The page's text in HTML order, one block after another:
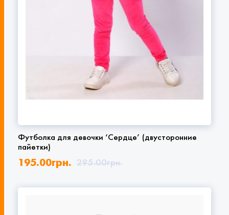
Футболка для девочки ‘Сердце’ (двусторонние
пайетки)
295.00грн.
195.00грн.